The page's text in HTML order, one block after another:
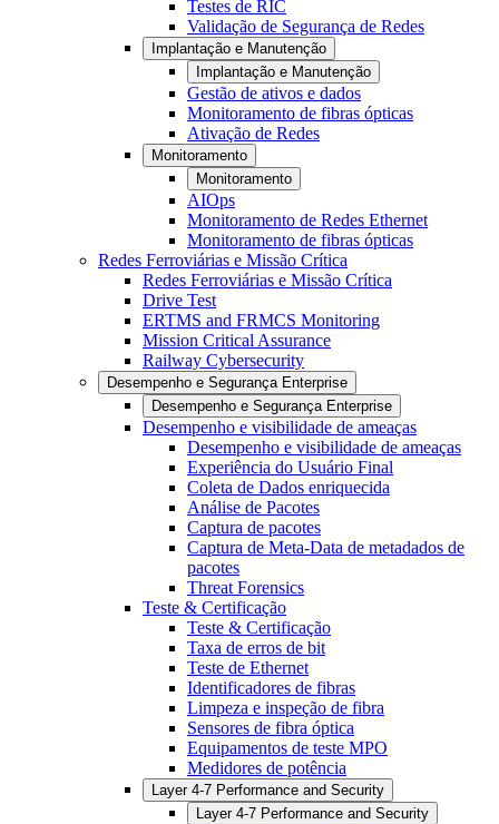
Testes de RIC
Validação de Segurança de Redes
Implantação e Manutenção
Implantação e Manutenção
Gestão de ativos e dados
Monitoramento de fibras ópticas
Ativação de Redes
Monitoramento
Monitoramento
AIOps
Monitoramento de Redes Ethernet
Monitoramento de fibras ópticas
Redes Ferroviárias e Missão Crítica
Redes Ferroviárias e Missão Crítica
Drive Test
ERTMS and FRMCS Monitoring
Mission Critical Assurance
Railway Cybersecurity
Desempenho e Segurança Enterprise
Desempenho e Segurança Enterprise
Desempenho e visibilidade de ameaças
Desempenho e visibilidade de ameaças
Experiência do Usuário Final
Coleta de Dados enriquecida
Análise de Pacotes
Captura de pacotes
Captura de Meta-Data de metadados de
pacotes
Threat Forensics
Teste & Certificação
Teste & Certificação
Taxa de erros de bit
Teste de Ethernet
Identificadores de fibras
Limpeza e inspeção de fibra
Sensores de fibra óptica
Equipamentos de teste MPO
Medidores de potência
Layer 4-7 Performance and Security
Layer 4-7 Performance and Security